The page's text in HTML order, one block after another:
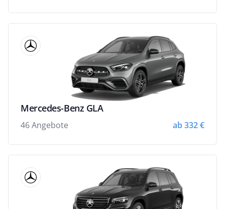
Mercedes-Benz GLA
46 Angebote ab 332 €